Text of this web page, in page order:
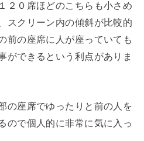
２０席ほどのこちらも小さめ
スクリーン内の傾斜が比較的
前の座席に人が座っていても
ができるという利点がありま
の座席でゆったりと前の人を
ので個人的に非常に気に入っ